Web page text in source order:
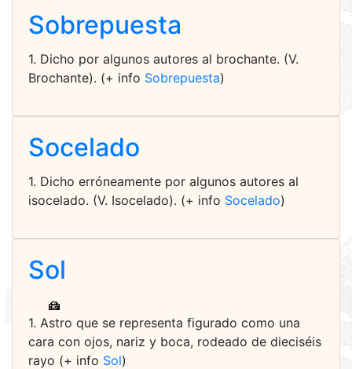
Sobrepuesta
1. Dicho por algunos autores al brochante. (V.
Brochante). (+ info Sobrepuesta)
Socelado
1. Dicho erróneamente por algunos autores al
isocelado. (V. Isocelado). (+ info Socelado)
Sol
1. Astro que se representa figurado como una
cara con ojos, nariz y boca, rodeado de dieciséis
rayo (+ info Sol)